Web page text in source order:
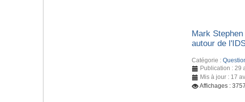
Mark
autour de
Catégorie :
Publication : 29
Mis à jour : 17
Affichages : 3757